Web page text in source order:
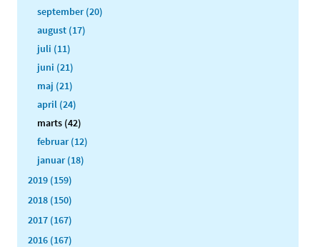
september (20)
august (17)
juli (11)
juni (21)
maj (21)
april (24)
marts (42)
februar (12)
januar (18)
2019 (159)
2018 (150)
2017 (167)
2016 (167)